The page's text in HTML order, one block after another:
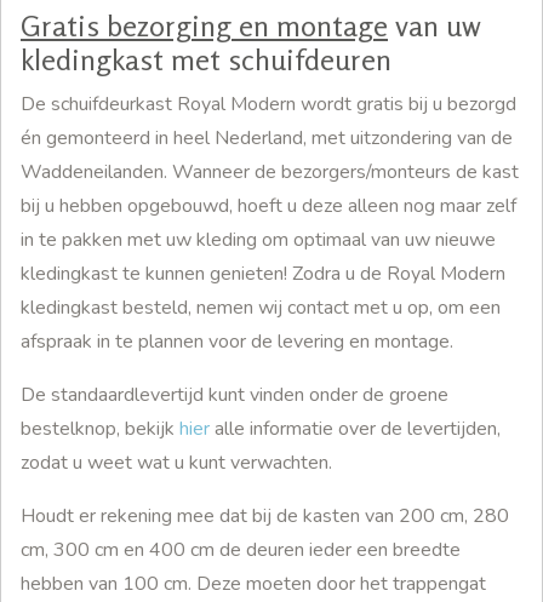
Gratis bezorging en montage van uw
kledingkast met schuifdeuren
De schuifdeurkast Royal Modern wordt gratis bij u bezorgd
én gemonteerd in heel Nederland, met uitzondering van de
Waddeneilanden. Wanneer de bezorgers/monteurs de kast
bij u hebben opgebouwd, hoeft u deze alleen nog maar zelf
in te pakken met uw kleding om optimaal van uw nieuwe
kledingkast te kunnen genieten! Zodra u de Royal Modern
kledingkast besteld, nemen wij contact met u op, om een
afspraak in te plannen voor de levering en montage.
De standaardlevertijd kunt vinden onder de groene
bestelknop, bekijk hieralle informatie over de levertijden,
zodat u weet wat u kunt verwachten.
Houdt er rekening mee dat bij de kasten van 200 cm, 280
cm, 300 cm en 400 cm de deuren ieder een breedte
hebben van 100 cm. Deze moeten door het trappengat